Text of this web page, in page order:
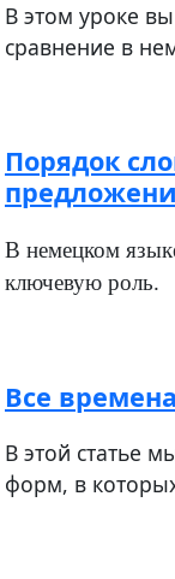
В этом уроке
сравнение в
Порядок
В немецком
ключевую роль.
Все
В этой статье
форм, в